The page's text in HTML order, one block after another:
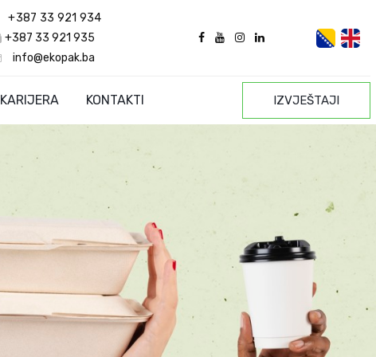
+387 33 921 934
+387 33 921 935
info@ekopak.ba
KARIJERA KONTAKTI IZVJEŠTAJI